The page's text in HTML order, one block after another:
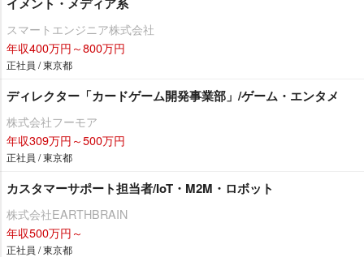
スマートエンジニア株式会社
年収400万円～800万円
正社員 / 東京都
ディレクター「カードゲーム開発事業部」/ゲーム・エンタメ
株式会社フーモア
年収309万円～500万円
正社員 / 東京都
カスタマーサポート担当者/IoT・M2M・ロボット
株式会社EARTHBRAIN
年収500万円～
正社員 / 東京都